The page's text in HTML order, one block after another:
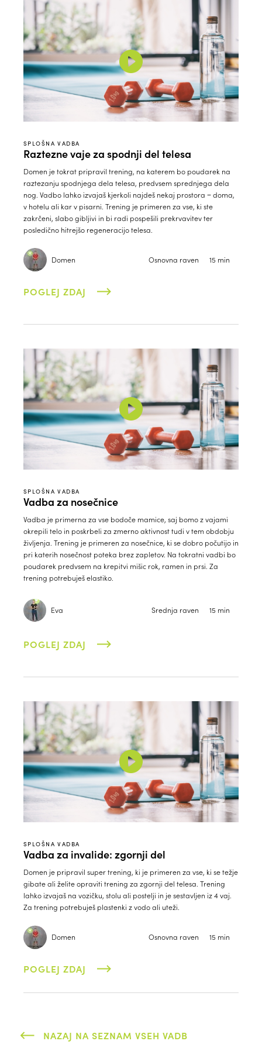
SPLOŠNA VADBA
Raztezne vaje za spodnji del telesa
Domen je tokrat pripravil trening, na katerem bo poudarek na
raztezanju spodnjega dela telesa, predvsem sprednjega dela
nog. Vadbo lahko izvajaš kjerkoli najdeš nekaj prostora − doma,
v hotelu ali kar v pisarni. Trening je primeren za vse, ki ste
zakrčeni, slabo gibljivi in bi radi pospešili prekrvavitev ter
posledično hitrejšo regeneracijo telesa.
Domen Osnovna raven 15 min
POGLEJ ZDAJ
SPLOŠNA VADBA
Vadba za nosečnice
Vadba je primerna za vse bodoče mamice, saj bomo z vajami
okrepili telo in poskrbeli za zmerno aktivnost tudi v tem obdobju
življenja. Trening je primeren za nosečnice, ki se dobro počutijo in
pri katerih nosečnost poteka brez zapletov. Na tokratni vadbi bo
poudarek predvsem na krepitvi mišic rok, ramen in prsi. Za
trening potrebuješ elastiko.
Eva Srednja raven 15 min
POGLEJ ZDAJ
SPLOŠNA VADBA
Vadba za invalide: zgornji del
Domen je pripravil super trening, ki je primeren za vse, ki se težje
gibate ali želite opraviti trening za zgornji del telesa. Trening
lahko izvajaš na vozičku, stolu ali postelji in je sestavljen iz 4 vaj.
Za trening potrebuješ plastenki z vodo ali uteži.
Domen Osnovna raven 15 min
POGLEJ ZDAJ
NAZAJ NA SEZNAM VSEH VADB